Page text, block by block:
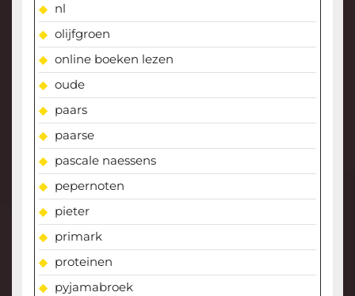
nl
olijfgroen
online boeken lezen
oude
paars
paarse
pascale naessens
pepernoten
pieter
primark
proteinen
pyjamabroek